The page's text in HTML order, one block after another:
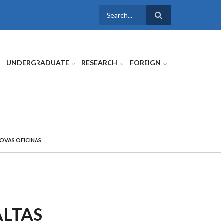
SEARCH
UNDERGRADUATE RESEARCH FOREIGN
OFICINAS